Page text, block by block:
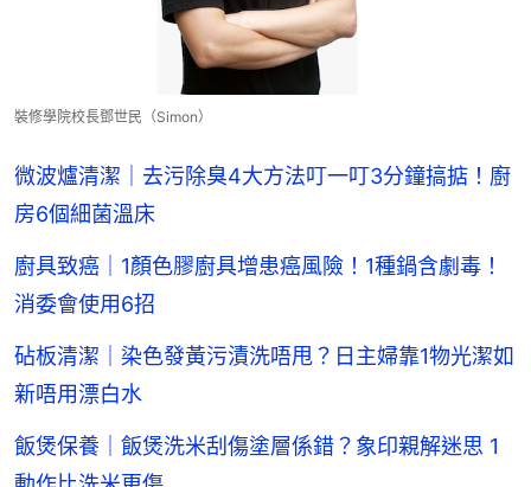
裝修學院校長鄧世民（Simon）
微波爐清潔｜去污除臭4大方法叮一叮3分鐘搞掂！廚
房6個細菌溫床
廚具致癌｜1顏色膠廚具增患癌風險！1種鍋含劇毒！
消委會使用6招
砧板清潔｜染色發黃污漬洗唔甩？日主婦靠1物光潔如
新唔用漂白水
飯煲保養｜飯煲洗米刮傷塗層係錯？象印親解迷思 1